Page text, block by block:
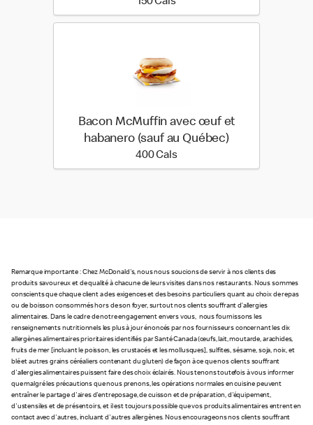
Bacon McMuffin avec œuf et
habanero (sauf au Québec)
400 Cals400 calories
Remarque importante : Chez McDonald's, nous nous soucions de servir à nos clients des
produits savoureux et de qualité à chacune de leurs visites dans nos restaurants. Nous sommes
conscients que chaque client a des exigences et des besoins particuliers quant au choix de repas
ou de boisson consommés hors de son foyer, surtout nos clients souffrant d’allergies
alimentaires. Dans le cadre de notre engagement envers vous, nous fournissons les
renseignements nutritionnels les plus à jour énoncés par nos fournisseurs concernant les dix
allergènes alimentaires prioritaires identifiés par Santé Canada (œufs, lait, moutarde, arachides,
fruits de mer [incluant le poisson, les crustacés et les mollusques], sulfites, sésame, soja, noix, et
blé et autres grains céréaliers contenant du gluten) de façon à ce que nos clients souffrant
d'allergies alimentaires puissent faire des choix éclairés. Nous tenons toutefois à vous informer
que malgré les précautions que nous prenons, les opérations normales en cuisine peuvent
entraîner le partage d'aires d'entreposage, de cuisson et de préparation, d'équipement,
d'ustensiles et de présentoirs, et il est toujours possible que vos produits alimentaires entrent en
contact avec d'autres, incluant d'autres allergènes. Nous encourageons nos clients souffrant